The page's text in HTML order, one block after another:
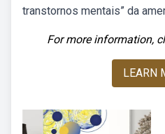
transtornos mentais” da
For more information,
LEARN